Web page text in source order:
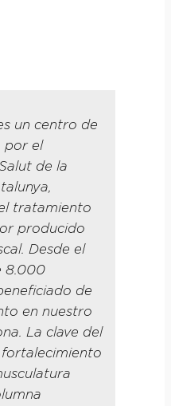
un centro de
por el
de la
tratamiento
producido
Desde el
8.000
de
en nuestro
La clave del